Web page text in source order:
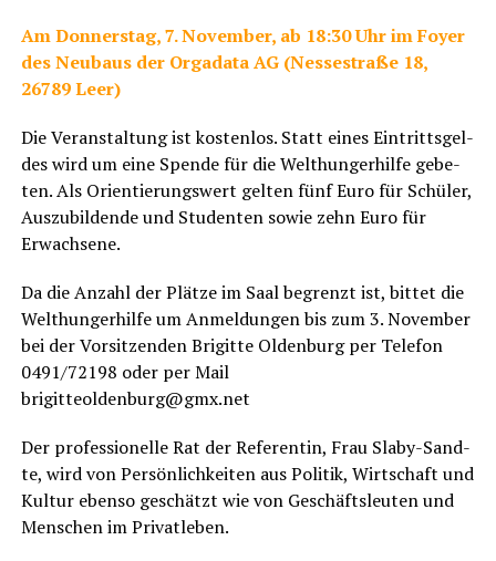
Am Don­ners­tag, 7. Novem­ber, ab 18:30 Uhr im Foy­er
des Neu­baus der Orgada­ta AG (Ness­e­stra­ße 18,
26789 Leer)
Die Ver­an­stal­tung ist kos­ten­los. Statt eines Ein­tritts­gel­
des wird um eine Spen­de für die Welt­hun­ger­hil­fe gebe­
ten. Als Ori­en­tie­rungs­wert gel­ten fünf Euro für Schü­ler,
Aus­zu­bil­den­de und Stu­den­ten sowie zehn Euro für
Erwachsene.
Da die Anzahl der Plät­ze im Saal begrenzt ist, bit­tet die
Welt­hun­ger­hil­fe um Anmel­dun­gen bis zum 3. Novem­ber
bei der Vor­sit­zen­den Bri­git­te Olden­burg per Tele­fon
0491/72198 oder per Mail
brigitteoldenburg@gmx.net
Der pro­fes­sio­nel­le Rat der Refe­ren­tin, Frau Sla­by-Sand­
te, wird von Per­sön­lich­kei­ten aus Poli­tik, Wirt­schaft und
Kul­tur eben­so geschätzt wie von Geschäfts­leu­ten und
Men­schen im Privatleben.